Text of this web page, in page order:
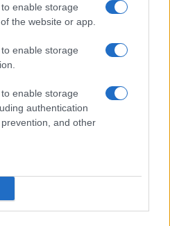
enable storage
the website or app.
enable storage
enable storage
authentication
and other
1.3k